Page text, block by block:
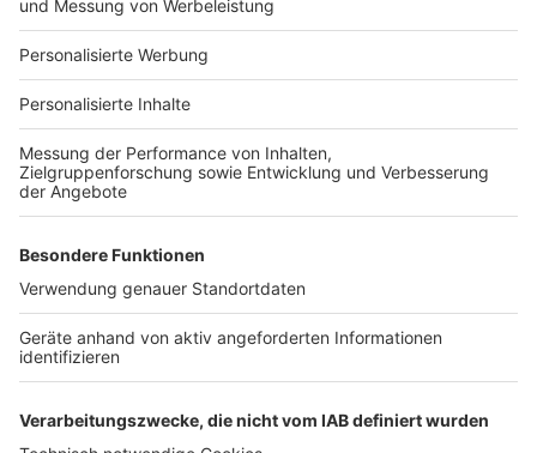
Geben Sie eine Postleitzahl ein, um Standorte in Ihrer
Nähe zu finden
z.B. 12345 oder Berlin
Alle Standorte